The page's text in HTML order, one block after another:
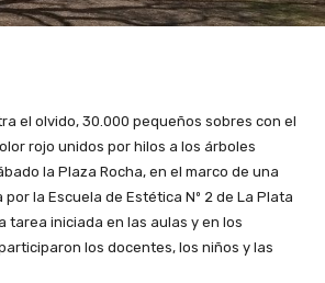
el olvido, 30.000 pequeños sobres con el
rojo unidos por hilos a los árboles
la Plaza Rocha, en el marco de una
la Escuela de Estética Nº 2 de La Plata
tarea iniciada en las aulas y en los
los docentes, los niños y las